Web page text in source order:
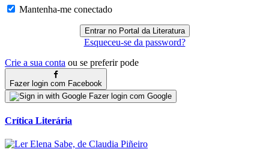
Mantenha-me conectado
Esqueceu-se da password?
Crie a sua conta ou se preferir pode
Fazer login com Facebook
Fazer login com Google
Crítica Literária